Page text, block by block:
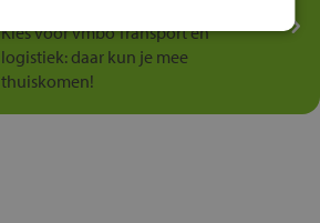
Kies voor vmbo Transport en
logistiek: daar kun je mee
thuiskomen!